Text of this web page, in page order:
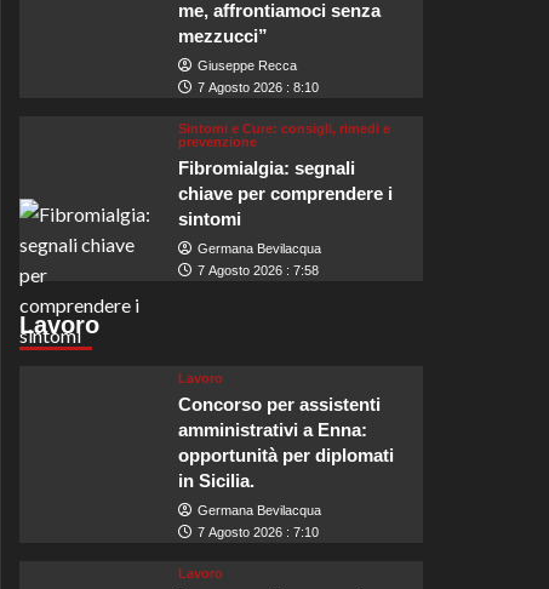
me, affrontiamoci senza
mezzucci”
Giuseppe Recca
7 Agosto 2026 : 8:10
Sintomi e Cure: consigli, rimedi e
prevenzione
Fibromialgia: segnali
chiave per comprendere i
sintomi
Germana Bevilacqua
7 Agosto 2026 : 7:58
Lavoro
Lavoro
Concorso per assistenti
amministrativi a Enna:
opportunità per diplomati
in Sicilia.
Germana Bevilacqua
7 Agosto 2026 : 7:10
Lavoro